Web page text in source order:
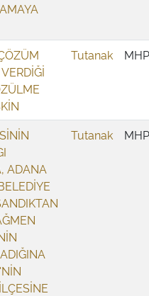
Tutanak MHP
ADANA
Tutanak MHP